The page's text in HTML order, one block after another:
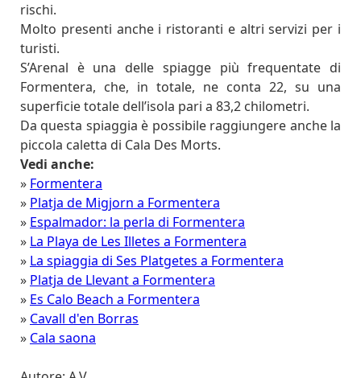
rischi.
Molto presenti anche i ristoranti e altri servizi per i
turisti.
S’Arenal è una delle spiagge più frequentate di
Formentera, che, in totale, ne conta 22, su una
superficie totale dell’isola pari a 83,2 chilometri.
Da questa spiaggia è possibile raggiungere anche la
piccola caletta di Cala Des Morts.
Vedi anche:
» Formentera
» Platja de Migjorn a Formentera
» Espalmador: la perla di Formentera
» La Playa de Les Illetes a Formentera
» La spiaggia di Ses Platgetes a Formentera
» Platja de Llevant a Formentera
» Es Calo Beach a Formentera
» Cavall d'en Borras
» Cala saona